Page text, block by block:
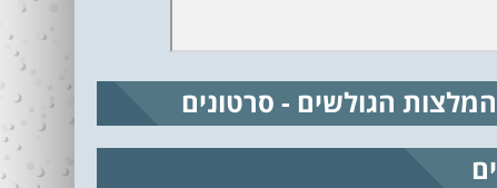
המלצות הגולשים - סרטונים
ים